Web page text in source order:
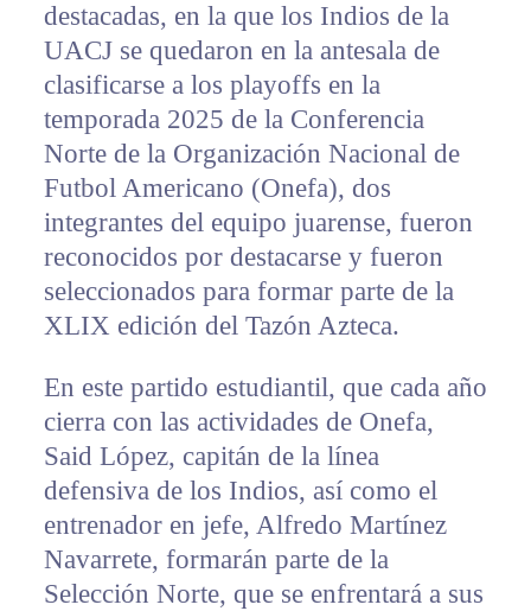
destacadas, en la que los Indios de la
UACJ se quedaron en la antesala de
clasificarse a los playoffs en la
temporada 2025 de la Conferencia
Norte de la Organización Nacional de
Futbol Americano (Onefa), dos
integrantes del equipo juarense, fueron
reconocidos por destacarse y fueron
seleccionados para formar parte de la
XLIX edición del Tazón Azteca.
En este partido estudiantil, que cada año
cierra con las actividades de Onefa,
Said López, capitán de la línea
defensiva de los Indios, así como el
entrenador en jefe, Alfredo Martínez
Navarrete, formarán parte de la
Selección Norte, que se enfrentará a sus